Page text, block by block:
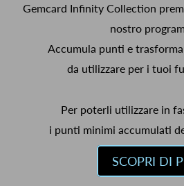
Gemcard Infinity Collection
nostro
Accumula punti e
da utilizzare per i tuoi
Per poterli utilizzare in
i punti minimi accumulati
SCOPRI DI